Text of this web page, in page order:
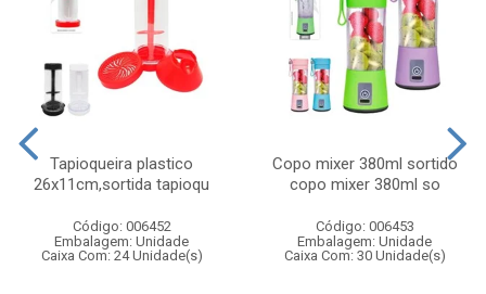
Tapioqueira plastico
26x11cm,sortida tapioqu
Código: 006452
Embalagem: Unidade
Caixa Com: 24 Unidade(s)
Copo mixer 380ml sortido
copo mixer 380ml so
Código: 006453
Embalagem: Unidade
Caixa Com: 30 Unidade(s)